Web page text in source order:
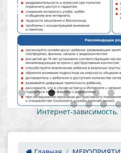
Интернет-зависимость.